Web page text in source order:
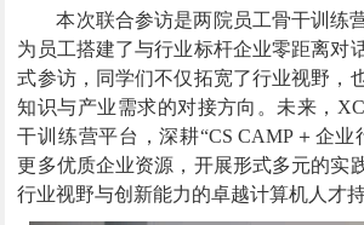
本次联合参访是两院员工骨干训练
为员工搭建了与行业标杆企业零距离对
式参访，同学们不仅拓宽了行业视野，
知识与产业需求的对接方向。未来，
干训练营平台，深耕“CS CAMP＋ 企业
更多优质企业资源，开展形式多元的实
行业视野与创新能力的卓越计算机人才持